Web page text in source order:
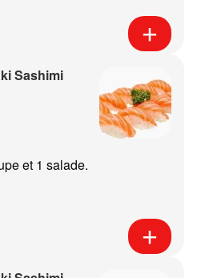
Sashimi
et 1 salade.